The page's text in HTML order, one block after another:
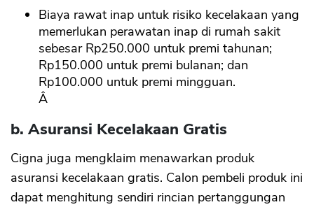
Biaya rawat inap untuk risiko kecelakaan yang
memerlukan perawatan inap di rumah sakit
sebesar Rp250.000 untuk premi tahunan;
Rp150.000 untuk premi bulanan; dan
Rp100.000 untuk premi mingguan.
Â
b. Asuransi Kecelakaan Gratis
Cigna juga mengklaim menawarkan produk
asuransi kecelakaan gratis. Calon pembeli produk ini
dapat menghitung sendiri rincian pertanggungan